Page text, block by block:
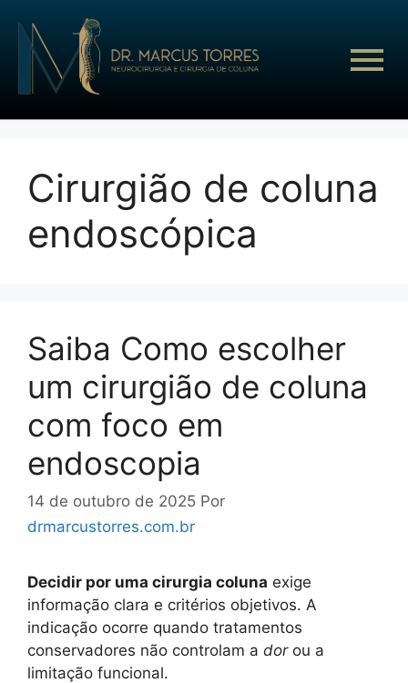
Cirurgião de coluna
endoscópica
Saiba Como escolher
um cirurgião de coluna
com foco em
endoscopia
14 de outubro de 2025 Por
drmarcustorres.com.br
Decidir por uma cirurgia coluna exige
informação clara e critérios objetivos. A
indicação ocorre quando tratamentos
conservadores não controlam a dorou a
limitação funcional.